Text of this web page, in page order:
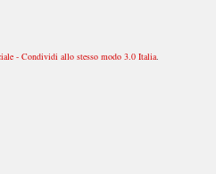
- Condividi allo stesso modo 3.0 Italia.